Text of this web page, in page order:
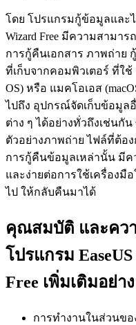
โดย โปรแกรมกู้ข้อมูลและไ
Wizard Free มีความสามา
การกู้คืนเอกสาร ภาพถ่าย
ที่เก็บจากคอมพิวเตอร์ ที่ใช้
OS) หรือ แมคโอเอส
ไปถึง อุปกรณ์จัดเก็บข้อมูล
ต่าง ๆ ได้อย่างทั่วถึงเช่นกั
ตัวอย่างภาพถ่าย ไฟล์ที่ต้อ
การกู้คืนข้อมูลเหล่านั้น มี
และง่ายต่อการใช้เครื่อง
ไป ให้กลับคืนมาได้
คุณสมบัติ และคว
โปรแกรม
Free เพิ่มเติมอย่า
การทำงานในส่วนขอ